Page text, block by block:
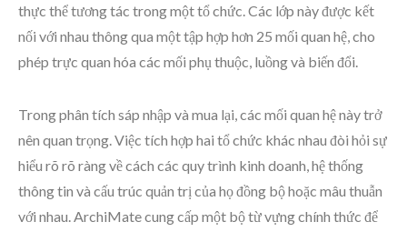
thực thể tương tác trong một tổ chức. Các lớp này được kết
nối với nhau thông qua một tập hợp hơn 25 mối quan hệ, cho
phép trực quan hóa các mối phụ thuộc, luồng và biến đổi.
Trong phân tích sáp nhập và mua lại, các mối quan hệ này trở
nên quan trọng. Việc tích hợp hai tổ chức khác nhau đòi hỏi sự
hiểu rõ rõ ràng về cách các quy trình kinh doanh, hệ thống
thông tin và cấu trúc quản trị của họ đồng bộ hoặc mâu thuẫn
với nhau. ArchiMate cung cấp một bộ từ vựng chính thức để